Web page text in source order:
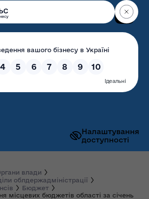
Налаштування
доступності
обласна
адміністрація
влади
облдержадміністрації
Бюджет
місцевих бюджетів області за січень